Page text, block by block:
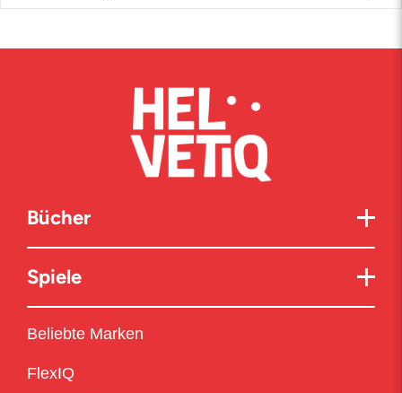
Bücher
Spiele
Beliebte Marken
FlexIQ